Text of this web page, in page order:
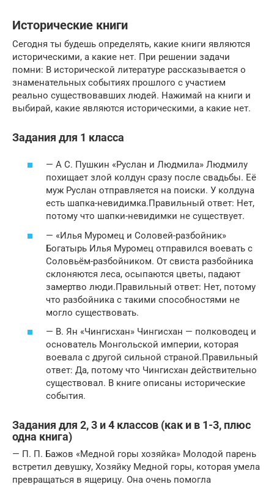
Исторические книги
Сегодня ты будешь определять, какие книги являются
историческими, а какие нет. При решении задачи
помни: В исторической литературе рассказывается о
знаменательных событиях прошлого с участием
реально существовавших людей. Нажимай на книги и
выбирай, какие являются историческими, а какие нет.
Задания для 1 класса
— A С. Пушкин «Руслан и Людмила» Людмилу
похищает злой колдун сразу после свадьбы. Её
муж Руслан отправляется на поиски. У колдуна
есть шапка-невидимка.Правильный ответ: Нет,
потому что шапки-невидимки не существует.
— «Илья Муромец и Соловей-разбойник»
Богатырь Илья Муромец отправился воевать с
Соловьём-разбойником. От свиста разбойника
склоняются леса, осыпаются цветы, падают
замертво люди.Правильный ответ: Нет, потому
что разбойника с такими способностями не
могло существовать.
— B. Ян «Чингисхан» Чингисхан — полководец и
основатель Монгольской империи, которая
воевала с другой сильной страной.Правильный
ответ: Да, потому что Чингисхан действительно
существовал. В книге описаны исторические
события.
Задания для 2, 3 и 4 классов (как и в 1-3, плюс
одна книга)
— П. П. Бажов «Медной горы хозяйка» Молодой парень
встретил девушку, Хозяйку Медной горы, которая умела
превращаться в ящерицу. Она очень помогла